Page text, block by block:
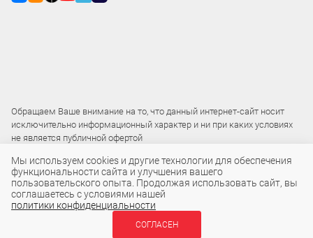
Обращаем Ваше внимание на то, что данный интернет-сайт носит
исключительно информационный характер и ни при каких условиях
не является публичной офертой
2015 – 2026 © ООО «Локос»
В КОРЗИНУ
Мы используем cookies и другие технологии для обеспечения
функциональности сайта и улучшения вашего
пользовательского опыта. Продолжая использовать сайт, вы
соглашаетесь с условиями нашей
политики конфиденциальности
СОГЛАСЕН